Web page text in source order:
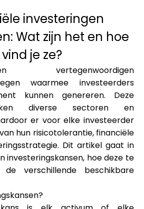
voor
Galerij
investeringen
Wat zijn het en hoe
vind je ze?
vertegenwoordigen
waarmee investeerders
kunnen genereren. Deze
diverse sectoren en
er voor elke investeerder
hun risicotolerantie, financiële
Dit artikel gaat in
investeringskansen, hoe deze te
verschillende beschikbare